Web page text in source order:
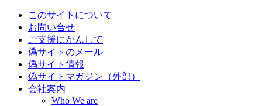
このサイトについて
お問い合せ
ご支援にかんして
偽サイトのメール
偽サイト情報
偽サイトマガジン（外部）
会社案内
Who We are